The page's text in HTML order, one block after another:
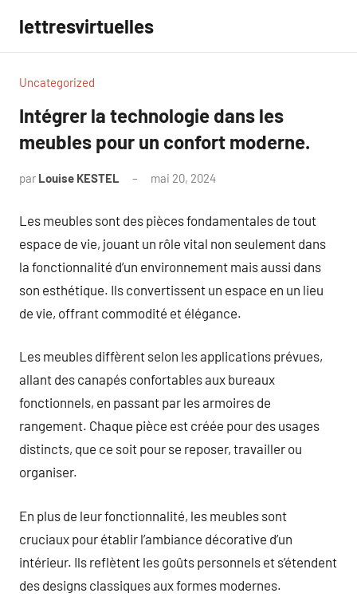
contenu
lettresvirtuelles
Uncategorized
Intégrer la technologie dans les
meubles pour un confort moderne.
par Louise KESTEL mai 20, 2024
Les meubles sont des pièces fondamentales de tout
espace de vie, jouant un rôle vital non seulement dans
la fonctionnalité d’un environnement mais aussi dans
son esthétique. Ils convertissent un espace en un lieu
de vie, offrant commodité et élégance.
Les meubles diffèrent selon les applications prévues,
allant des canapés confortables aux bureaux
fonctionnels, en passant par les armoires de
rangement. Chaque pièce est créée pour des usages
distincts, que ce soit pour se reposer, travailler ou
organiser.
En plus de leur fonctionnalité, les meubles sont
cruciaux pour établir l’ambiance décorative d’un
intérieur. Ils reflètent les goûts personnels et s’étendent
des designs classiques aux formes modernes.